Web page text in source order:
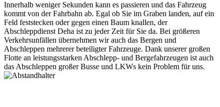
Innerhalb weniger Sekunden kann es passieren und das Fahrzeug
kommt von der Fahrbahn ab. Egal ob Sie im Graben landen, auf ein
Feld feststecken oder gegen einen Baum knallen, der
Abschleppdienst Deha ist zu jeder Zeit für Sie da. Bei größeren
Verkehrsunfällen übernehmen wir auch das Bergen und
Abschleppen mehrerer beteiligter Fahrzeuge. Dank unserer großen
Flotte an leistungsstarken Abschlepp- und Bergefahrzeugen ist auch
das Abschleppen großer Busse und LKWs kein Problem für uns.